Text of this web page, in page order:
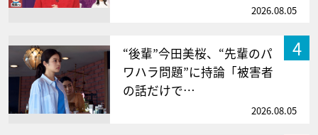
2026.08.05
4
“後輩”今田美桜、“先輩のパ
ワハラ問題”に持論「被害者
の話だけで…
2026.08.05